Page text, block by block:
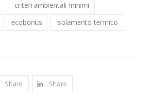
criteri ambientali minimi
ecobonus isolamento termico
Share Share